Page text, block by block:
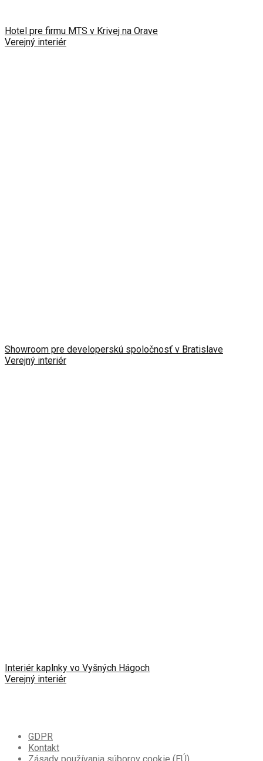
Hotel pre firmu MTS v Krivej na Orave
Verejný interiér
Showroom pre developerskú spoločnosť v Bratislave
Verejný interiér
Interiér kaplnky vo Vyšných Hágoch
Verejný interiér
GDPR
Kontakt